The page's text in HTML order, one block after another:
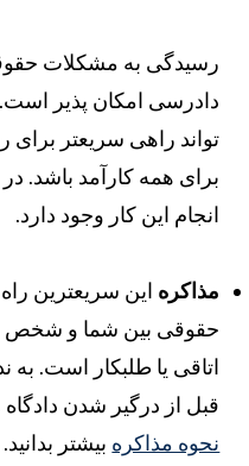
رسیدگی به مشکلات حقوقی
دادرسی امکان پذیر است. در
تواند راهی سریعتر برای
برای همه کارآمد باشد. در
انجام این کار وجود دارد.
مذاکرهاین سریعترین راه
حقوقی بین شما و شخص
اتاقی یا طلبکار است. به
قبل از درگیر شدن دادگاه ها
نحوه مذاکرهبیشتر بدانید.